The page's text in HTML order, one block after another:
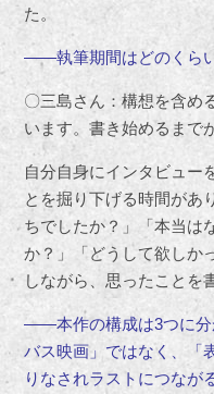
た。
――執筆期間はどのくら
〇三島さん：構想を含め
います。書き始めるまで
自分自身にインタビュー
とを掘り下げる時間があ
ちでしたか？」「本当は
か？」「どうして欲しか
しながら、思ったことを
――本作の構成は3つに分
バス映画」ではなく、「
りなされラストにつなが